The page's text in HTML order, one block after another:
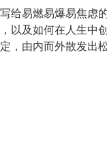
给易燃易爆易焦虑
以及如何在人生中
，由内而外散发出松